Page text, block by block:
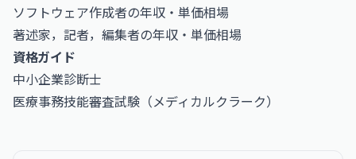
ソフトウェア作成者の年収・単価相場
著述家，記者，編集者の年収・単価相場
資格ガイド
中小企業診断士
医療事務技能審査試験（メディカルクラーク）